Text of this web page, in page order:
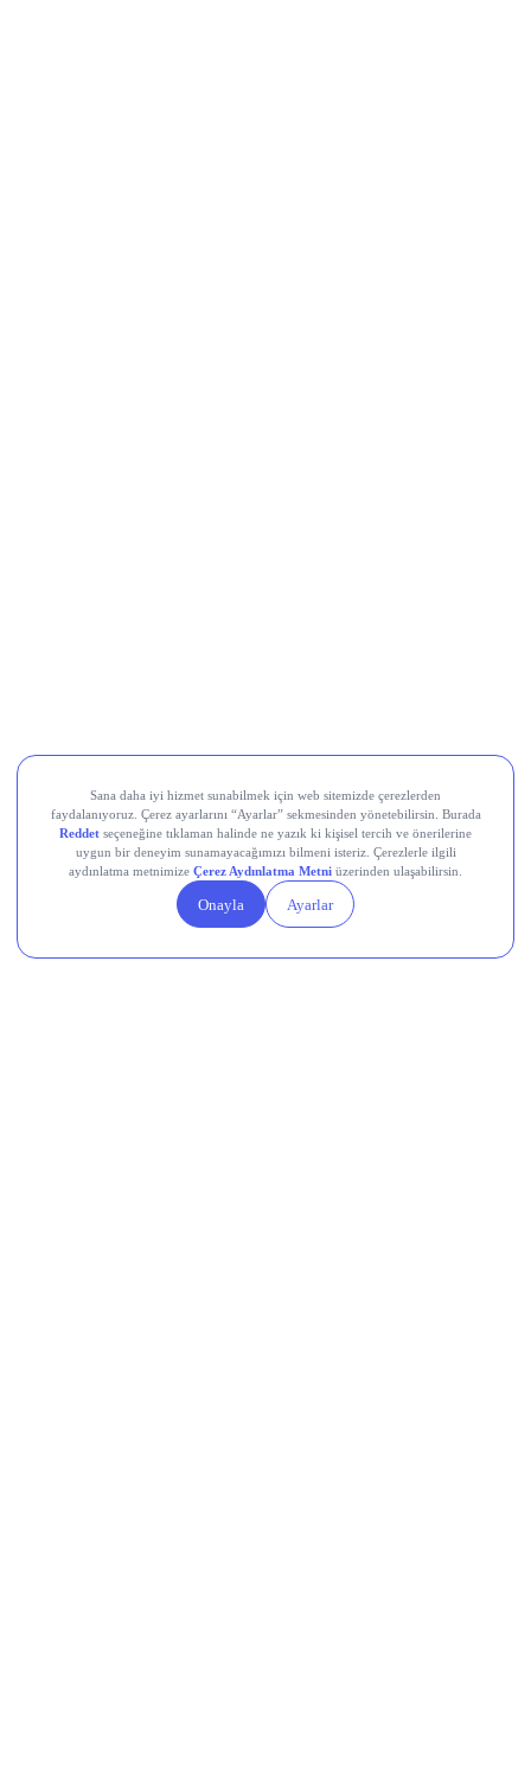
Teknik Analiz Nedir?